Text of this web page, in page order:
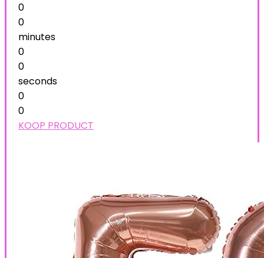
0
0
minutes
0
0
seconds
0
0
KOOP PRODUCT